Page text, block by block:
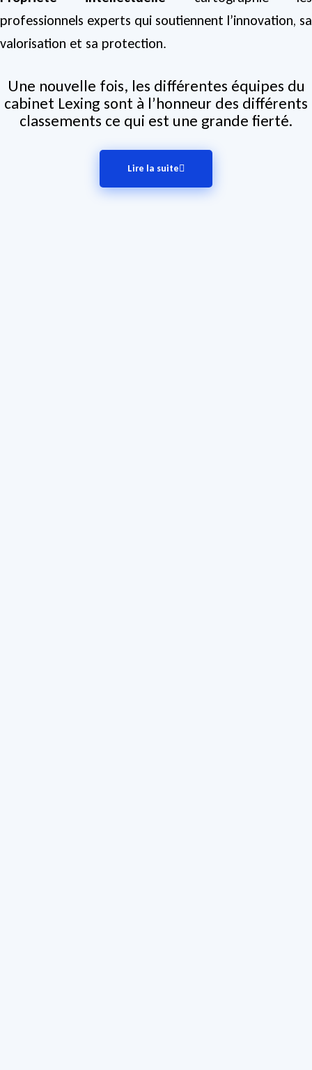
professionnels experts qui soutiennent l’innovation, sa
valorisation et sa protection.
Une nouvelle fois, les différentes équipes du
cabinet Lexing sont à l’honneur des différents
classements ce qui est une grande fierté.
Lire la suite